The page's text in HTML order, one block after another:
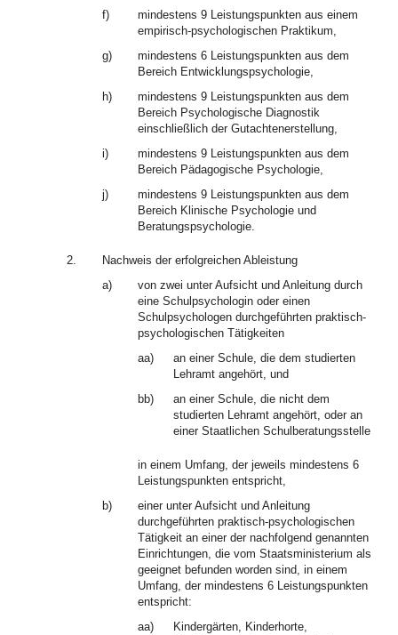
f)
mindestens 9 Leistungspunkten aus einem
empirisch-psychologischen Praktikum,
g)
mindestens 6 Leistungspunkten aus dem
Bereich Entwicklungspsychologie,
h)
mindestens 9 Leistungspunkten aus dem
Bereich Psychologische Diagnostik
einschließlich der Gutachtenerstellung,
i)
mindestens 9 Leistungspunkten aus dem
Bereich Pädagogische Psychologie,
j)
mindestens 9 Leistungspunkten aus dem
Bereich Klinische Psychologie und
Beratungspsychologie.
2.
Nachweis der erfolgreichen Ableistung
a)
von zwei unter Aufsicht und Anleitung durch
eine Schulpsychologin oder einen
Schulpsychologen durchgeführten praktisch-
psychologischen Tätigkeiten
aa)
an einer Schule, die dem studierten
Lehramt angehört, und
bb)
an einer Schule, die nicht dem
studierten Lehramt angehört, oder an
einer Staatlichen Schulberatungsstelle
in einem Umfang, der jeweils mindestens 6
Leistungspunkten entspricht,
b)
einer unter Aufsicht und Anleitung
durchgeführten praktisch-psychologischen
Tätigkeit an einer der nachfolgend genannten
Einrichtungen, die vom Staatsministerium als
geeignet befunden worden sind, in einem
Umfang, der mindestens 6 Leistungspunkten
entspricht:
aa)
Kindergärten, Kinderhorte,